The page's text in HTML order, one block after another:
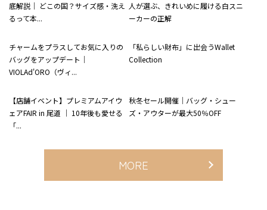
底解説｜ どこの国？サイズ感・洗え
るって本...
人が選ぶ、きれいめに履ける白スニ
ーカーの正解
チャームをプラスしてお気に入りの
バッグをアップデート｜
VIOLAd'ORO（ヴィ...
「私らしい財布」に出会うWallet
Collection
【店舗イベント】プレミアムアイウ
ェアFAIR in 尾道 ｜ 10年後も愛せる
「...
秋冬セール開催｜バッグ・シュー
ズ・アウターが最大50％OFF
MORE